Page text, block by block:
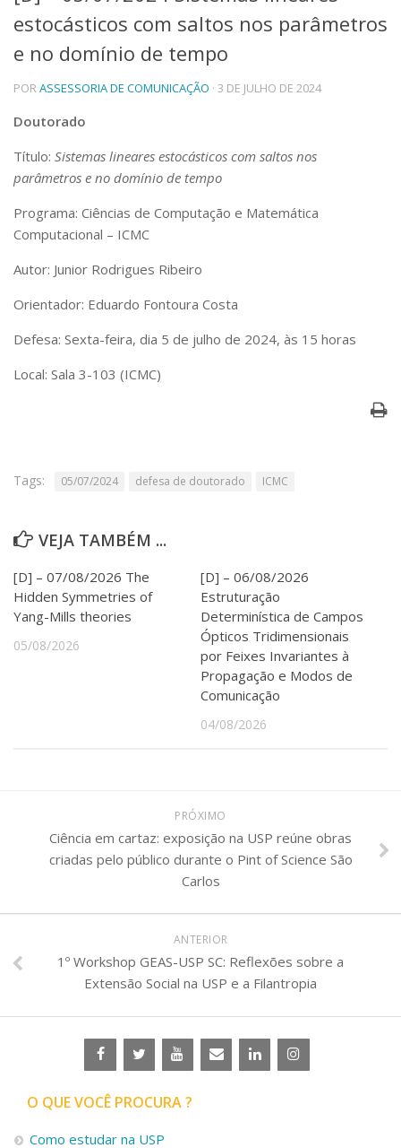
Telefones e Mapas
Pessoas
Ensino
Graduação
Educação a distância
Pesquisa e Inovação
Centros, Núcleos e Projetos em Rede
Pós-doutorado
Transferência de Tecnologia
Projetos, Programas e Cursos
Museus e Espaços Interativos
Segurança, Trânsito e Prevenção
Comunicação
Aplicativos e Sites
Jornal da USP
Agenda de Eventos
Defesa de Teses
estocásticos com saltos nos parâmetros
e no domínio de tempo
PORASSESSORIA DE COMUNICAÇÃO · 3 DE JULHO DE 2024
Doutorado
Título: Sistemas lineares estocásticos com saltos nos
parâmetros e no domínio de tempo
Programa: Ciências de Computação e Matemática
Computacional – ICMC
Autor: Junior Rodrigues Ribeiro
Orientador: Eduardo Fontoura Costa
Defesa: Sexta-feira, dia 5 de julho de 2024, às 15 horas
Local: Sala 3-103 (ICMC)
Tags: 05/07/2024 defesa de doutorado ICMC
VEJA TAMBÉM ...
[D] – 07/08/2026 The
Hidden Symmetries of
Yang-Mills theories
05/08/2026
[D] – 06/08/2026
Estruturação
Determinística de Campos
Ópticos Tridimensionais
por Feixes Invariantes à
Propagação e Modos de
Comunicação
04/08/2026
PRÓXIMO
Ciência em cartaz: exposição na USP reúne obras
criadas pelo público durante o Pint of Science São
Carlos
ANTERIOR
1º Workshop GEAS-USP SC: Reflexões sobre a
Extensão Social na USP e a Filantropia
O QUE VOCÊ PROCURA ?
Como estudar na USP